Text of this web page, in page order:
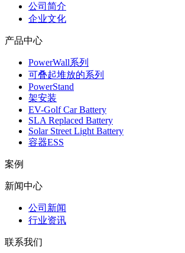
公司简介
企业文化
产品中心
PowerWall系列
可叠起堆放的系列
PowerStand
架安装
EV-Golf Car Battery
SLA Replaced Battery
Solar Street Light Battery
容器ESS
案例
新闻中心
公司新闻
行业资讯
联系我们